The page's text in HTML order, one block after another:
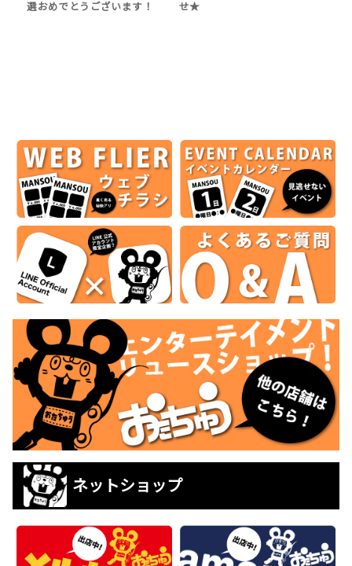
選おめでとうございます！
せ★
ネットショップ